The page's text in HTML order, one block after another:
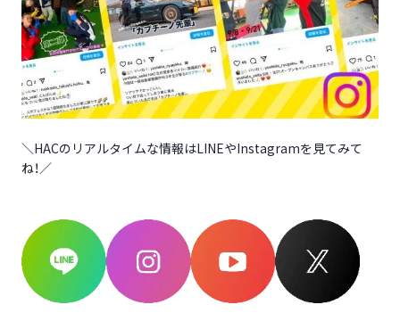
＼HACのリアルタイムな情報はLINEやInstagramを見てみて
ね！／